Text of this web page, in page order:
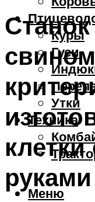
Куры
Гуси
Утки
Техника
Меню
руками